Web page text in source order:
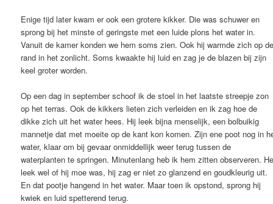
Enige tijd later kwam er ook een grotere kikker. Die was schuwer en
sprong bij het minste of geringste met een luide plons het water in.
Vanuit de kamer konden we hem soms zien. Ook hij warmde zich op
rand in het zonlicht. Soms kwaakte hij luid en zag je de blazen bij zijn
keel groter worden.
Op een dag in september schoof ik de stoel in het laatste streepje zon
op het terras. Ook de kikkers lieten zich verleiden en ik zag hoe de
dikke zich uit het water hees. Hij leek bijna menselijk, een bolbuikig
mannetje dat met moeite op de kant kon komen. Zijn ene poot nog in
water, klaar om bij gevaar onmiddellijk weer terug tussen de
waterplanten te springen. Minutenlang heb ik hem zitten observeren.
leek wel of hij moe was, hij zag er niet zo glanzend en goudkleurig uit.
En dat pootje hangend in het water. Maar toen ik opstond, sprong hij
kwiek en luid spetterend terug.